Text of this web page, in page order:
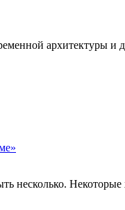
архитектуры
Некоторые